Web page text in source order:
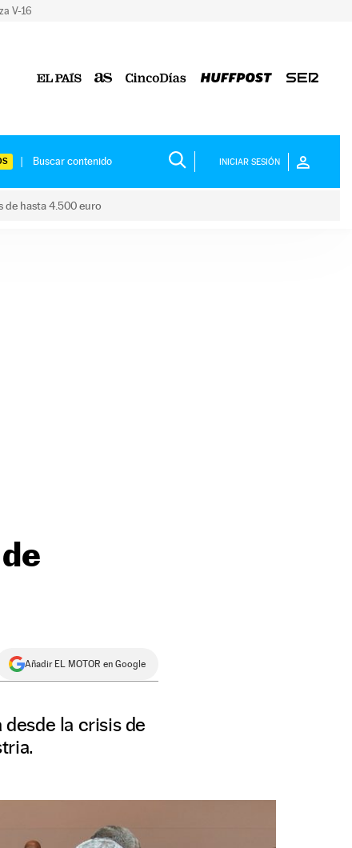
V-16
INICIAR SESIÓN
de hasta 4.500 euro
Añadir EL MOTOR en Google
la crisis de